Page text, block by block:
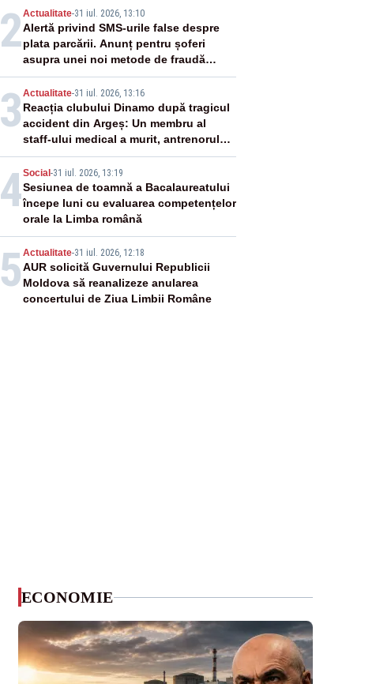
2Actualitate-31 iul. 2026, 13:10
Alertă privind SMS-urile false despre
plata parcării. Anunț pentru șoferi
asupra unei noi metode de fraudă
online
3 Actualitate-31 iul. 2026, 13:16
Reacția clubului Dinamo după tragicul
accident din Argeș: Un membru al
staff-ului medical a murit, antrenorul
Adrian Ropotan este în spital
4Social -31 iul. 2026, 13:19
Sesiunea de toamnă a Bacalaureatului
începe luni cu evaluarea competențelor
orale la Limba română
5 Actualitate-31 iul. 2026, 12:18
AUR solicită Guvernului Republicii
Moldova să reanalizeze anularea
concertului de Ziua Limbii Române
ECONOMIE